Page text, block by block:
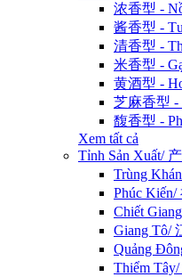
浓香型 -
酱香型 -
清香型 -
米香型 -
黄酒型 -
芝麻香型 -
馥香型 -
Xem tất cả
Tỉnh Sản Xuất/
Trùng
Phúc Kiến/
Chiết
Giang Tô/
Quảng
Thiểm